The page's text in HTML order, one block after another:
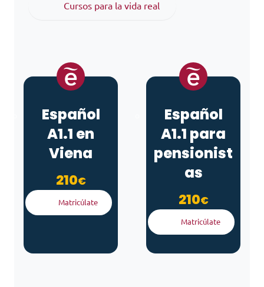
Cursos para la vida real
Español
A1.1 en
Viena
210€
Matricúlate
Español
A1.1 para
pensionist
as
210€
Matricúlate